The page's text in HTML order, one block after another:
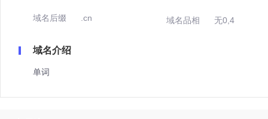
域名后缀 .cn 域名品相 无0,4
域名介绍
单词